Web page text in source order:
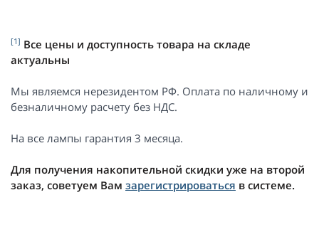
[1] Все цены и доступность товара на складе
актуальны
Мы являемся нерезидентом РФ. Оплата по наличному и
безналичному расчету без НДС.
На все лампы гарантия 3 месяца.
Для получения накопительной скидки уже на второй
заказ, советуем Вам зарегистрироваться в системе.